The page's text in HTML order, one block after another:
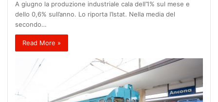
A giugno la produzione industriale cala dell’1% sul mese e
dello 0,6% sull’anno. Lo riporta l’Istat. Nella media del
secondo…
Read More »